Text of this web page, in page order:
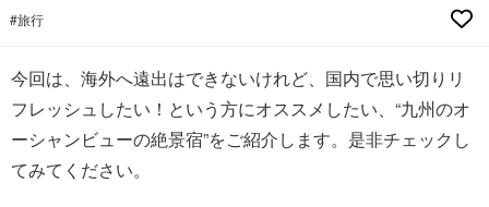
#旅行
今回は、海外へ遠出はできないけれど、国内で思い切りリ
フレッシュしたい！という方にオススメしたい、“九州のオ
ーシャンビューの絶景宿”をご紹介します。是非チェックし
てみてください。